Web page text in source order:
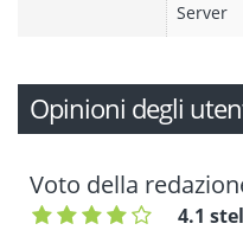
Server
Opinioni degli
Voto della
4.1